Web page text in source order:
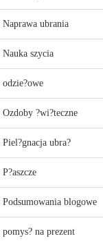
Naprawa ubrania
Nauka szycia
odzie?owe
Ozdoby ?wi?teczne
Piel?gnacja ubra?
P?aszcze
Podsumowania blogowe
pomys? na prezent